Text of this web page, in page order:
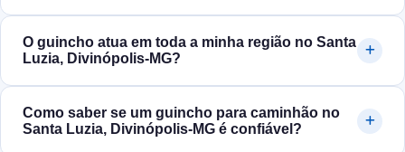
O guincho atua em toda a minha região no Santa
Luzia, Divinópolis‑MG?
Como saber se um guincho para caminhão no
Santa Luzia, Divinópolis‑MG é confiável?